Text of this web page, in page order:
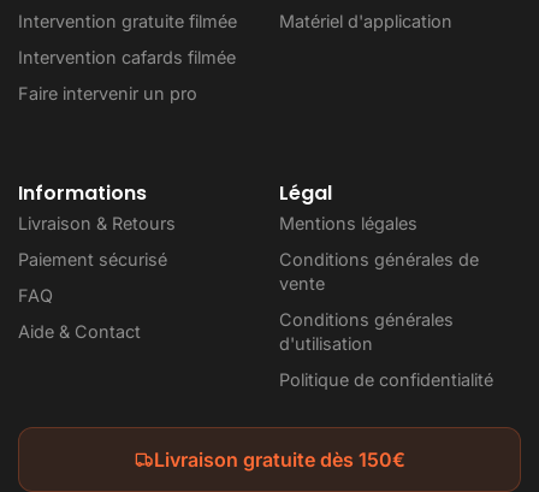
Intervention gratuite filmée
Intervention cafards filmée
Faire intervenir un pro
Matériel d'application
Informations
Livraison & Retours
Paiement sécurisé
FAQ
Aide & Contact
Légal
Mentions légales
Conditions générales de
vente
Conditions générales
d'utilisation
Politique de confidentialité
Livraison gratuite dès 150€